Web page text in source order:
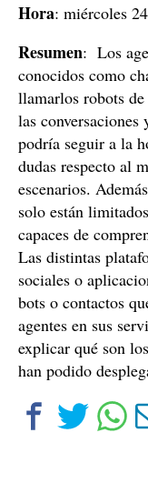
Hora: miércoles
Resumen: Los
conocidos como
llamarlos robots
las
podría seguir a la
dudas respecto al
escenarios.
solo están
capaces de
Las distintas
sociales o
bots o contactos
agentes en sus
explicar qué son
han podido